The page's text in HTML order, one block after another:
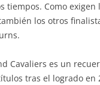
tiempos. Como
también los otros
Cavaliers es un
tras el logrado en